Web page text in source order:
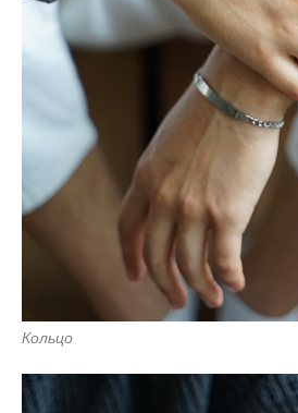
Кольцо